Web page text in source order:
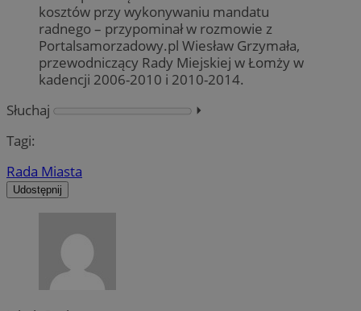
kosztów przy wykonywaniu mandatu
radnego – przypominał w rozmowie z
Portalsamorzadowy.pl Wiesław Grzymała,
przewodniczący Rady Miejskiej w Łomży w
kadencji 2006-2010 i 2010-2014.
Słuchaj
⏵︎
Tagi:
Rada Miasta
Udostępnij